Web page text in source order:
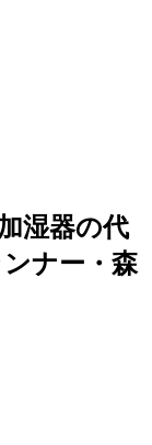
湿器の代
ナー・森